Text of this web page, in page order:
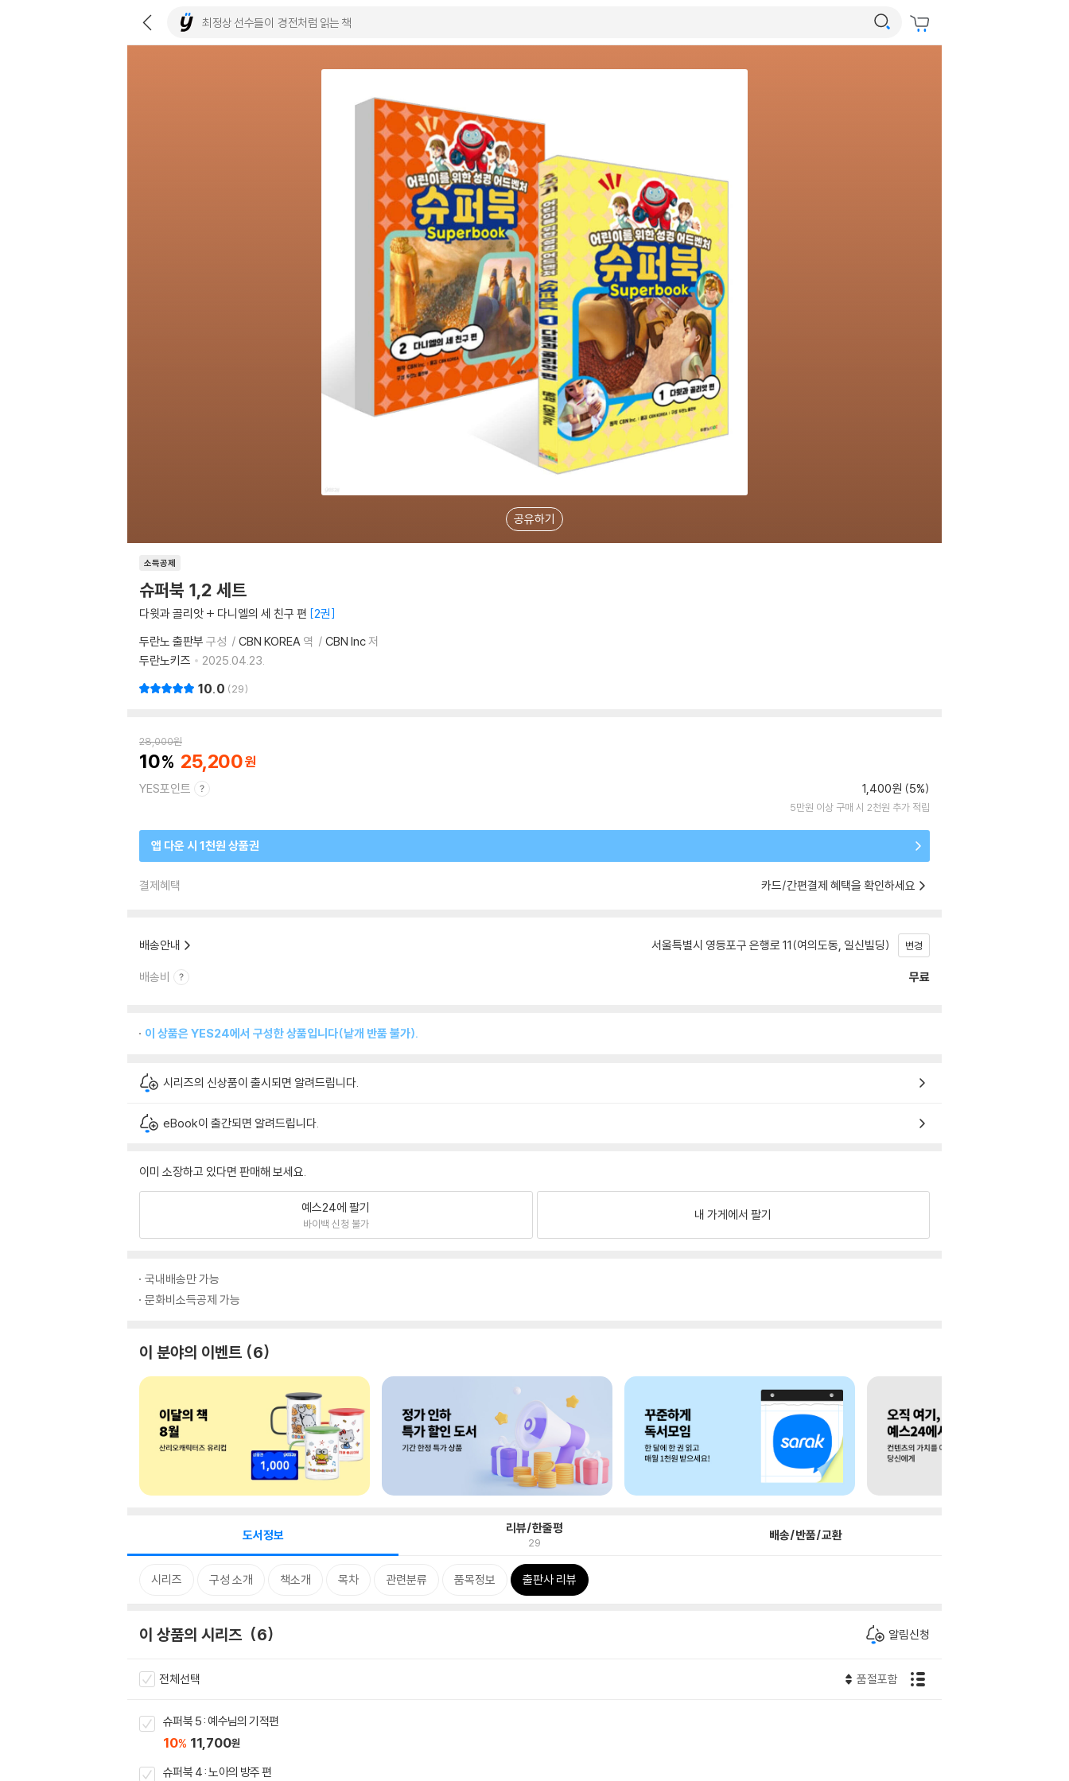
공유하기
소득공제
슈퍼북 1,2 세트
다윗과 골리앗 + 다니엘의 세 친구 편 2권
두란노 출판부 구성 CBN KOREA 역 CBN lnc저
두란노키즈
2025.04.23.
10.0 29
28,000원
10 25,200
YES포인트 1,400원 (5%)
5만원 이상 구매 시 2천원 추가 적립
앱 다운 시 1천원 상품권
결제혜택 카드/간편결제 혜택을 확인하세요
배송안내 서울특별시 영등포구 은행로 11(여의도동, 일신빌딩) 변경
배송비 무료
이 상품은 YES24에서 구성한 상품입니다(낱개 반품 불가).
시리즈의 신상품이 출시되면 알려드립니다.
eBook이 출간되면 알려드립니다.
이미 소장하고 있다면 판매해 보세요.
예스24에 팔기
바이백 신청 불가
내 가게에서 팔기
국내배송만 가능
문화비소득공제 가능
이 분야의 이벤트 6
도서정보 리뷰/한줄평
29 배송/반품/교환
시리즈 구성 소개 책소개 목차 관련분류 품목정보 출판사 리뷰
이 상품의 시리즈 6 알림신청
전체선택 품절포함
슈퍼북 5 : 예수님의 기적편
10% 11,700원
슈퍼북 4 : 노아의 방주 편